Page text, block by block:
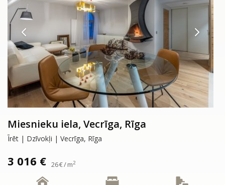
Miesnieku iela, Vecrīga, Rīga
Īrēt | Dzīvokļi | Vecrīga, Rīga
3 016 € 26 € / m2